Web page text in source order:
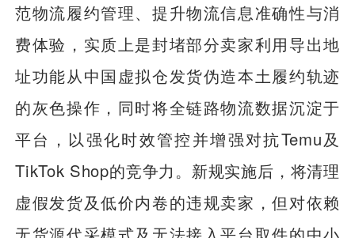
范物流履约管理、提升物流信息准确性与消
费体验，实质上是封堵部分卖家利用导出地
址功能从中国虚拟仓发货伪造本土履约轨迹
的灰色操作，同时将全链路物流数据沉淀于
平台，以强化时效管控并增强对抗Temu及
TikTok Shop的竞争力。新规实施后，将清理
虚假发货及低价内卷的违规卖家，但对依赖